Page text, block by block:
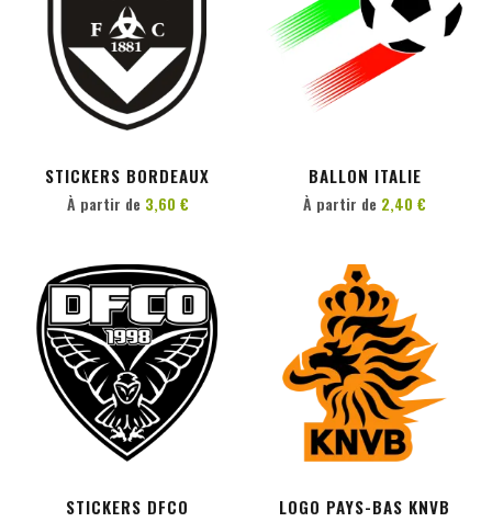
STICKERS BORDEAUX
PERSONNALISER
À partir de 3,60 €
BALLON ITALIE
À partir de 2,40 €
STICKERS DFCO
PERSONNALISER
LOGO PAYS-BAS KNVB
PERSONNALISER